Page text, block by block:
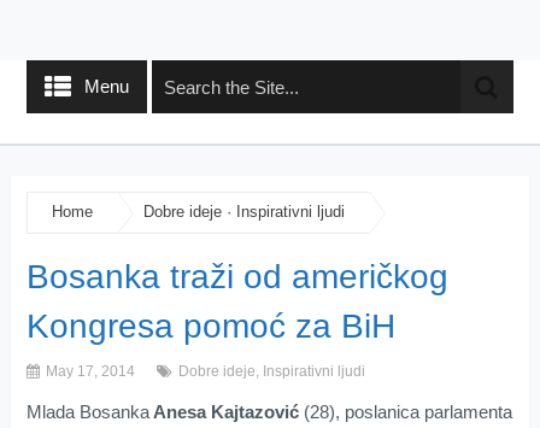
Menu
Home Dobre ideje· Inspirativni ljudi
Bosanka traži od američkog
Kongresa pomoć za BiH
May 17, 2014 Dobre ideje, Inspirativni ljudi
Mlada BosankaAnesa Kajtazović (28), poslanica parlamenta